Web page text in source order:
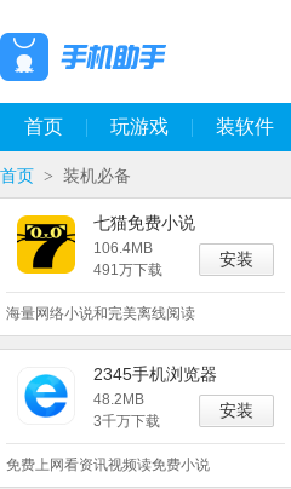
首页 玩游戏 装软件
首页 > 装机必备
七猫免费小说
106.4MB
491万下载
安装
海量网络小说和完美离线阅读
2345手机浏览器
48.2MB
3千万下载
安装
免费上网看资讯视频读免费小说